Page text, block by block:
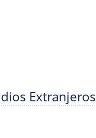
Extranjeros